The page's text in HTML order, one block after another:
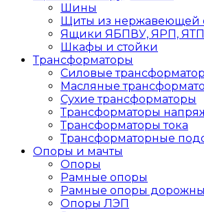
Шины
Щиты из нержавеющей
Ящики ЯБПВУ, ЯРП, ЯТП
Шкафы и стойки
Трансформаторы
Силовые
Масляные
Сухие трансформаторы
Трансформаторы
Трансформаторы тока
Трансформаторные
Опоры и мачты
Опоры
Рамные опоры
Рамные опоры
Опоры ЛЭП